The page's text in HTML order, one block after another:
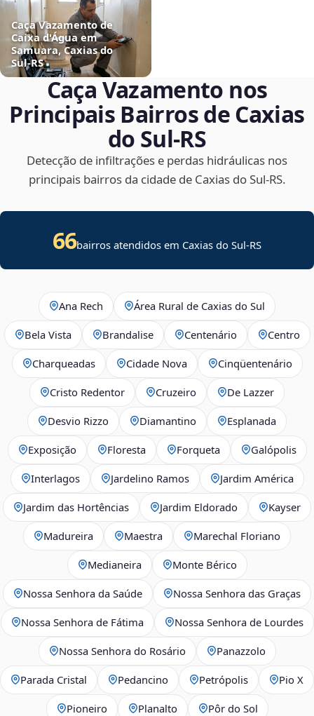
Caça Vazamento de
Caixa d'Água em
Samuara, Caxias do
Sul‑RS
Caça Vazamento nos
Principais Bairros de Caxias
do Sul‑RS
Detecção de infiltrações e perdas hidráulicas nos
principais bairros da cidade de Caxias do Sul‑RS.
66bairros atendidos em Caxias do Sul-RS
Ana Rech Área Rural de Caxias do Sul
Bela Vista Brandalise Centenário Centro
Charqueadas Cidade Nova Cinqüentenário
Cristo Redentor Cruzeiro De Lazzer
Desvio Rizzo Diamantino Esplanada
Exposição Floresta Forqueta Galópolis
Interlagos Jardelino Ramos Jardim América
Jardim das Hortências Jardim Eldorado Kayser
Madureira Maestra Marechal Floriano
Medianeira Monte Bérico
Nossa Senhora da Saúde Nossa Senhora das Graças
Nossa Senhora de Fátima Nossa Senhora de Lourdes
Nossa Senhora do Rosário Panazzolo
Parada Cristal Pedancino Petrópolis Pio X
Pioneiro Planalto Pôr do Sol